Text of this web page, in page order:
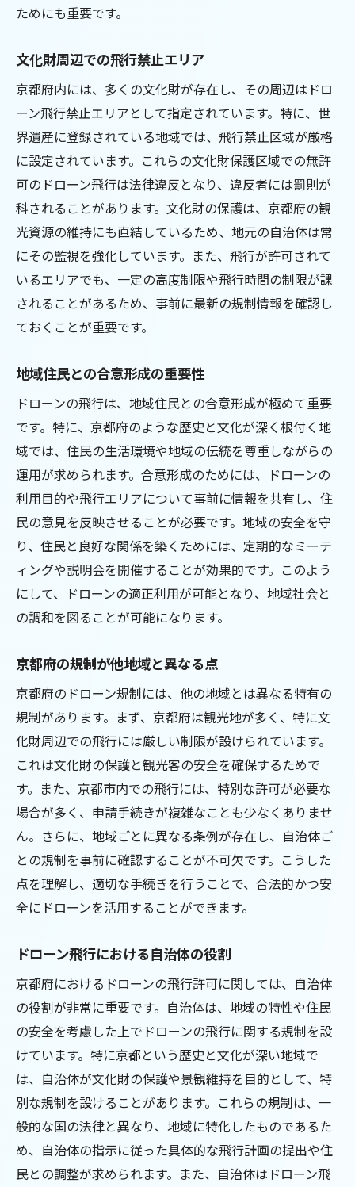
ためにも重要です。
文化財周辺での飛行禁止エリア
京都府内には、多くの文化財が存在し、その周辺はドロ
ーン飛行禁止エリアとして指定されています。特に、世
界遺産に登録されている地域では、飛行禁止区域が厳格
に設定されています。これらの文化財保護区域での無許
可のドローン飛行は法律違反となり、違反者には罰則が
科されることがあります。文化財の保護は、京都府の観
光資源の維持にも直結しているため、地元の自治体は常
にその監視を強化しています。また、飛行が許可されて
いるエリアでも、一定の高度制限や飛行時間の制限が課
されることがあるため、事前に最新の規制情報を確認し
ておくことが重要です。
地域住民との合意形成の重要性
ドローンの飛行は、地域住民との合意形成が極めて重要
です。特に、京都府のような歴史と文化が深く根付く地
域では、住民の生活環境や地域の伝統を尊重しながらの
運用が求められます。合意形成のためには、ドローンの
利用目的や飛行エリアについて事前に情報を共有し、住
民の意見を反映させることが必要です。地域の安全を守
り、住民と良好な関係を築くためには、定期的なミーテ
ィングや説明会を開催することが効果的です。このよう
にして、ドローンの適正利用が可能となり、地域社会と
の調和を図ることが可能になります。
京都府の規制が他地域と異なる点
京都府のドローン規制には、他の地域とは異なる特有の
規制があります。まず、京都府は観光地が多く、特に文
化財周辺での飛行には厳しい制限が設けられています。
これは文化財の保護と観光客の安全を確保するためで
す。また、京都市内での飛行には、特別な許可が必要な
場合が多く、申請手続きが複雑なことも少なくありませ
ん。さらに、地域ごとに異なる条例が存在し、自治体ご
との規制を事前に確認することが不可欠です。こうした
点を理解し、適切な手続きを行うことで、合法的かつ安
全にドローンを活用することができます。
ドローン飛行における自治体の役割
京都府におけるドローンの飛行許可に関しては、自治体
の役割が非常に重要です。自治体は、地域の特性や住民
の安全を考慮した上でドローンの飛行に関する規制を設
けています。特に京都という歴史と文化が深い地域で
は、自治体が文化財の保護や景観維持を目的として、特
別な規制を設けることがあります。これらの規制は、一
般的な国の法律と異なり、地域に特化したものであるた
め、自治体の指示に従った具体的な飛行計画の提出や住
民との調整が求められます。また、自治体はドローン飛